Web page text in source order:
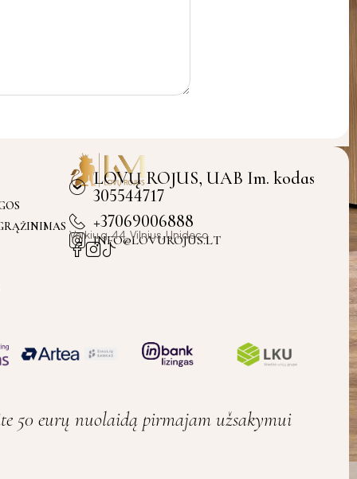
LOVŲ ROJUS, UAB Im. kodas
305544717
+37069006888
INFO@LOVUROJUS.LT
Verkiu g. 44, Vilnius, Unideco
50 eurų nuolaidą pirmajam užsakymui